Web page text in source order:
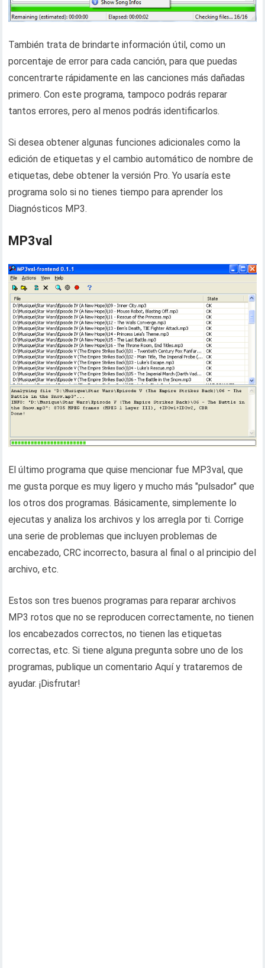
También trata de brindarte información útil, como un
porcentaje de error para cada canción, para que puedas
concentrarte rápidamente en las canciones más dañadas
primero. Con este programa, tampoco podrás reparar
tantos errores, pero al menos podrás identificarlos.
Si desea obtener algunas funciones adicionales como la
edición de etiquetas y el cambio automático de nombre de
etiquetas, debe obtener la versión Pro. Yo usaría este
programa solo si no tienes tiempo para aprender los
Diagnósticos MP3.
MP3val
El último programa que quise mencionar fue MP3val, que
me gusta porque es muy ligero y mucho más "pulsador" que
los otros dos programas. Básicamente, simplemente lo
ejecutas y analiza los archivos y los arregla por ti. Corrige
una serie de problemas que incluyen problemas de
encabezado, CRC incorrecto, basura al final o al principio del
archivo, etc.
Estos son tres buenos programas para reparar archivos
MP3 rotos que no se reproducen correctamente, no tienen
los encabezados correctos, no tienen las etiquetas
correctas, etc. Si tiene alguna pregunta sobre uno de los
programas, publique un comentario Aquí y trataremos de
ayudar. ¡Disfrutar!